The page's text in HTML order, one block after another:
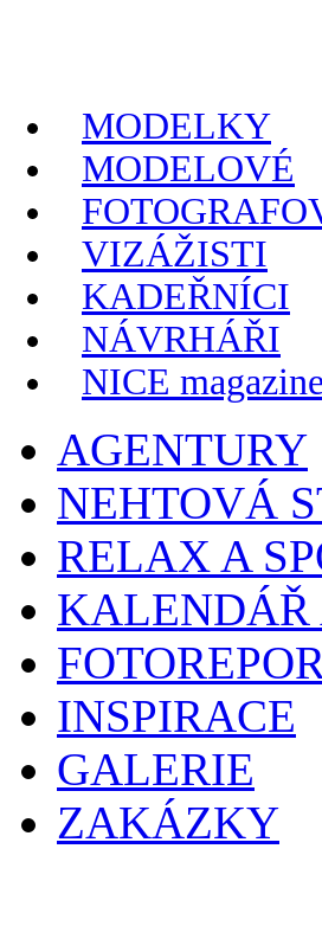
MODELKY
MODELOVÉ
VIZÁŽISTI
KADEŘNÍCI
NÁVRHÁŘI
NICE magazine
AGENTURY
NEHTOVÁ
RELAX A
KALENDÁŘ
INSPIRACE
GALERIE
ZAKÁZKY